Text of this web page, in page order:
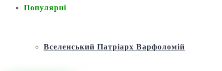
Популярні
Вселенський Патріарх Варфоломій